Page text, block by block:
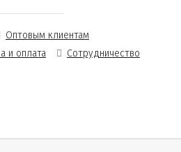
Оптовым клиентам
и оплата
Сотрудничество